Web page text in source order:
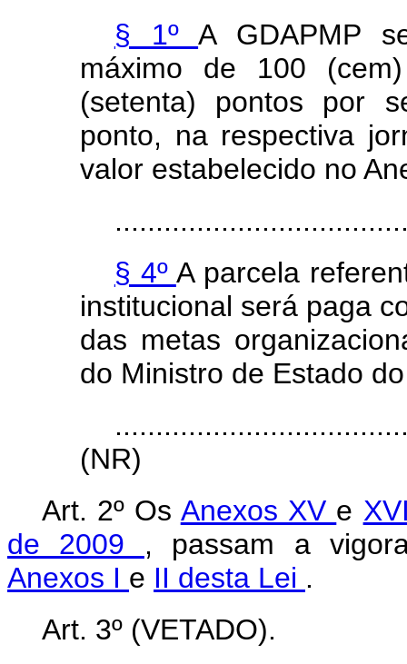
§ 1ºA GDAPMP
máximo de 100
(setenta) pontos por
ponto, na respectiva
valor estabelecido no
§ 4º A parcela
institucional será paga
das metas
do Ministro de Estado
(NR)
Art. 2º Os Anexos XV e
de 2009 , passam a
Anexos I e II desta Lei .
Art. 3º (VETADO).